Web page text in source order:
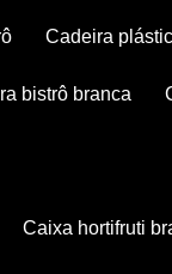
cadeira
bistrô branca
caixa hortifruti